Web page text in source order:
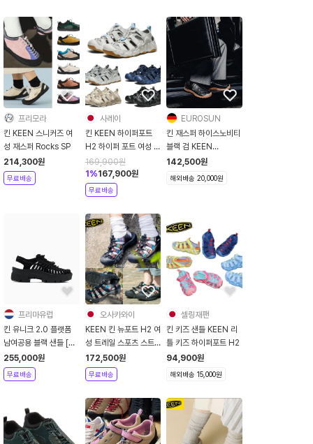
프리모라
킨 KEEN 스니커즈 여
성 재스퍼 Rocks SP
214,300원
무료배송
사레이
킨 KEEN 하이퍼포트
H2 하이퍼 포트 여성 샌
들 남성 여름 등산화
KEEN HYPER PORT
H2
169,900원
1%167,900원
무료배송
EUROSUN
킨 재스퍼 하이스노비티
블랙 검 KEEN
JASPER x
142,500원
해외배송 20,000원
프리마유럽
킨 유니크 2.0 플랫폼
남여공용 블랙 샌들 [관
부가세포함]
255,000원
무료배송
오사카와이
KEEN 킨 뉴포트 H2 여
성 트레일 스포츠 스트
랩 샌들 여성 라바 블랙
1003480
172,500원
무료배송
셀링재팬
킨 키즈 샌들 KEEN 리
틀 키즈 하이퍼포트 H2
94,900원
해외배송 15,000원